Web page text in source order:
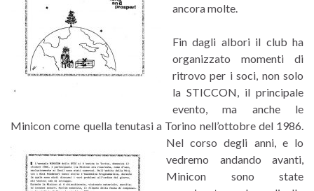
ancora molte.
Fin dagli albori il club ha
organizzato momenti di
ritrovo per i soci, non solo
la STICCON, il principale
evento, ma anche le
Minicon come quella tenutasi a Torino nell’ottobre del 1986.
Nel corso degli anni, e lo
vedremo andando avanti,
Minicon sono state